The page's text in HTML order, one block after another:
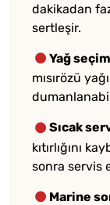
dakikadan
sertleşir.
Yağ
mısırözü
Sıcak
kıtırlığını
sonra servis
Marine